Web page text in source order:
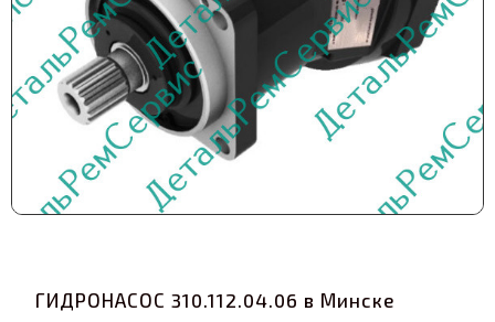
ГИДРОНАСОС 310.112.04.06 в Минске